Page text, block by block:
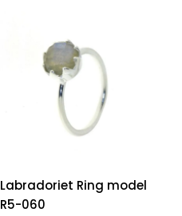
Labradoriet Ring model
R5-060